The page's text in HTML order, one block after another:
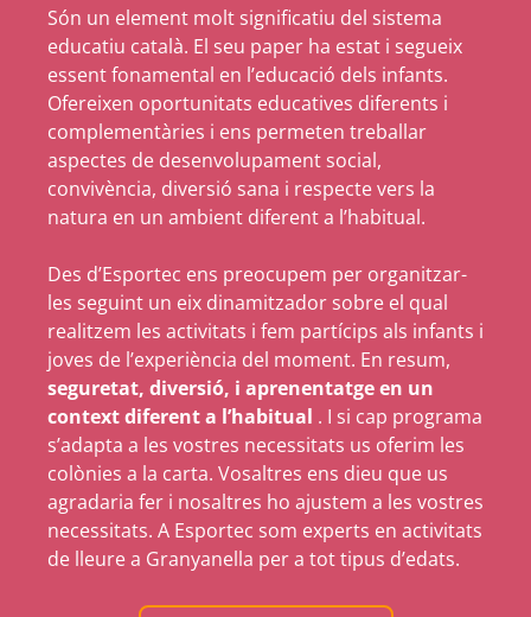
Són un element molt significatiu del sistema
educatiu català. El seu paper ha estat i segueix
essent fonamental en l’educació dels infants.
Ofereixen oportunitats educatives diferents i
complementàries i ens permeten treballar
aspectes de desenvolupament social,
convivència, diversió sana i respecte vers la
natura en un ambient diferent a l’habitual.
Des d’Esportec ens preocupem per organitzar-
les seguint un eix dinamitzador sobre el qual
realitzem les activitats i fem partícips als infants i
joves de l’experiència del moment. En resum,
seguretat, diversió, i aprenentatge en un
context diferent a l’habitual . I si cap programa
s’adapta a les vostres necessitats us oferim les
colònies a la carta. Vosaltres ens dieu que us
agradaria fer i nosaltres ho ajustem a les vostres
necessitats. A Esportec som experts en activitats
de lleure a Granyanella per a tot tipus d’edats.